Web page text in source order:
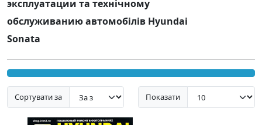
эксплуатации та технічному
обслуживанию автомобілів Hyundai
Sonata
Сортувати за Показати